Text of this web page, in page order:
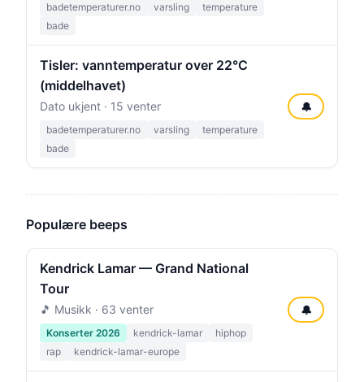
badetemperaturer.no varsling
temperature
bade
Tisler: vanntemperatur over 22°C
(middelhavet)
Dato ukjent · 15 venter
badetemperaturer.no varsling
temperature
bade
🔔
Populære beeps
Kendrick Lamar — Grand National
Tour
🎵 Musikk · 63 venter
Konserter 2026 kendrick-lamar
hiphop
rap
kendrick-lamar-europe
🔔